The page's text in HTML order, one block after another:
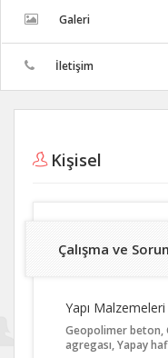
Galeri
İletişim
Kişisel
Çalışma ve
Yapı Malzemeleri
Geopolimer beton,
agregası, Yapay